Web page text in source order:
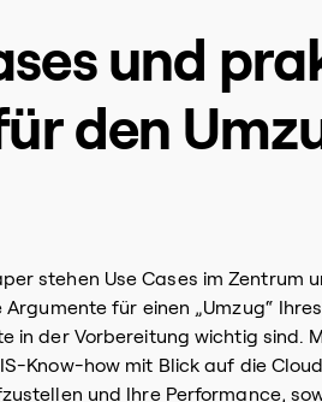
und
den
stehen Use Cases im Zentrum
für einen „Umzug“
in der Vorbereitung wichtig sind.
Know-how mit Blick auf die
und Ihre Performance,